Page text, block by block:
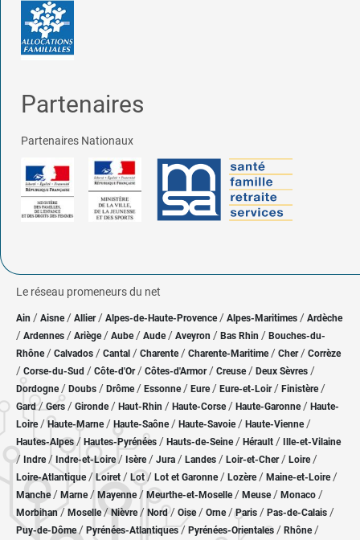
Partenaires
Partenaires Nationaux
Le réseau promeneurs du net
Ain / Aisne/ Allier/ Alpes-de-Haute-Provence / Alpes-Maritimes / Ardèche
/ Ardennes / Ariège/ Aube/ Aude / Aveyron / Bas Rhin / Bouches-du-
Rhône/ Calvados / Cantal / Charente / Charente-Maritime/ Cher / Corrèze
/ Corse-du-Sud / Côte-d'Or / Côtes-d'Armor/ Creuse/ Deux Sèvres /
Dordogne/ Doubs / Drôme/ Essonne / Eure/ Eure-et-Loir / Finistère/
Gard/Gers / Gironde/ Haut-Rhin / Haute-Corse/ Haute-Garonne/ Haute-
Loire/Haute-Marne/ Haute-Saône/ Haute-Savoie/ Haute-Vienne/
Hautes-Alpes/ Hautes-Pyrénées / Hauts-de-Seine/ Hérault / Ille-et-Vilaine
/ Indre/ Indre-et-Loire/ Isère/ Jura / Landes / Loir-et-Cher/ Loire/
Loire-Atlantique/ Loiret / Lot/ Lot et Garonne/ Lozère / Maine-et-Loire/
Manche/ Marne/ Mayenne/ Meurthe-et-Moselle/ Meuse/ Monaco /
Morbihan/ Moselle/ Nièvre / Nord/ Oise / Orne/Paris / Pas-de-Calais /
Puy-de-Dôme/ Pyrénées-Atlantiques / Pyrénées-Orientales / Rhône/